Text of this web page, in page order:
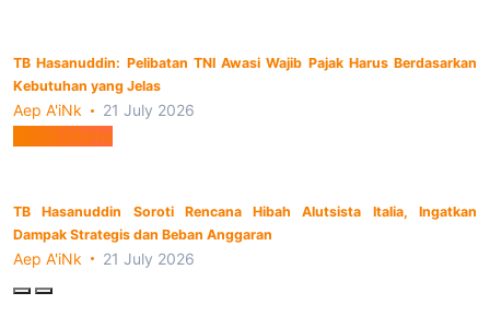
TB Hasanuddin: Pelibatan TNI Awasi Wajib Pajak Harus Berdasarkan
Kebutuhan yang Jelas
Aep A'iNk 21 July 2026
Berita Utama
TB Hasanuddin Soroti Rencana Hibah Alutsista Italia, Ingatkan
Dampak Strategis dan Beban Anggaran
Aep A'iNk 21 July 2026